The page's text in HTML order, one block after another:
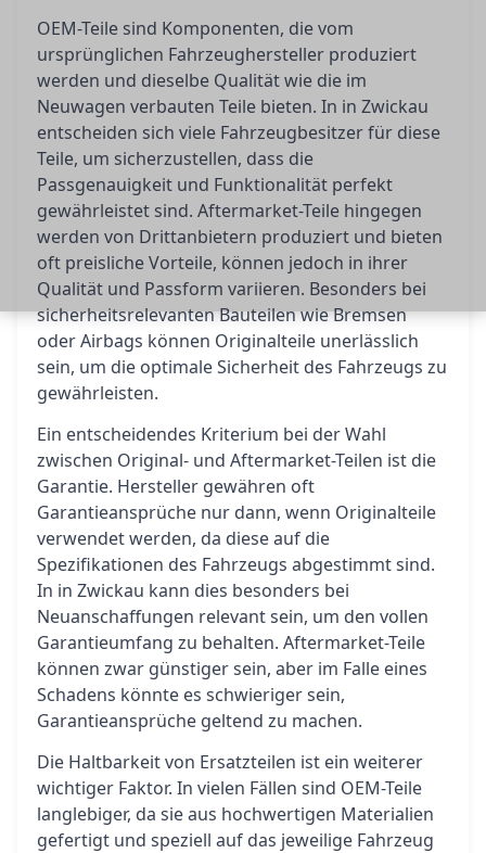
OEM-Teile sind Komponenten, die vom
ursprünglichen Fahrzeughersteller produziert
werden und dieselbe Qualität wie die im
Neuwagen verbauten Teile bieten. In in Zwickau
entscheiden sich viele Fahrzeugbesitzer für diese
Teile, um sicherzustellen, dass die
Passgenauigkeit und Funktionalität perfekt
gewährleistet sind. Aftermarket-Teile hingegen
werden von Drittanbietern produziert und bieten
oft preisliche Vorteile, können jedoch in ihrer
Qualität und Passform variieren. Besonders bei
sicherheitsrelevanten Bauteilen wie Bremsen
oder Airbags können Originalteile unerlässlich
sein, um die optimale Sicherheit des Fahrzeugs zu
gewährleisten.
Ein entscheidendes Kriterium bei der Wahl
zwischen Original- und Aftermarket-Teilen ist die
Garantie. Hersteller gewähren oft
Garantieansprüche nur dann, wenn Originalteile
verwendet werden, da diese auf die
Spezifikationen des Fahrzeugs abgestimmt sind.
In in Zwickau kann dies besonders bei
Neuanschaffungen relevant sein, um den vollen
Garantieumfang zu behalten. Aftermarket-Teile
können zwar günstiger sein, aber im Falle eines
Schadens könnte es schwieriger sein,
Garantieansprüche geltend zu machen.
Die Haltbarkeit von Ersatzteilen ist ein weiterer
wichtiger Faktor. In vielen Fällen sind OEM-Teile
langlebiger, da sie aus hochwertigen Materialien
gefertigt und speziell auf das jeweilige Fahrzeug